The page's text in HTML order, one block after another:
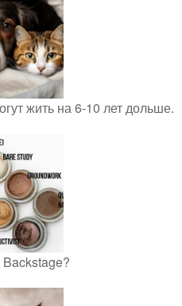
жить на 6-10 лет дольше.